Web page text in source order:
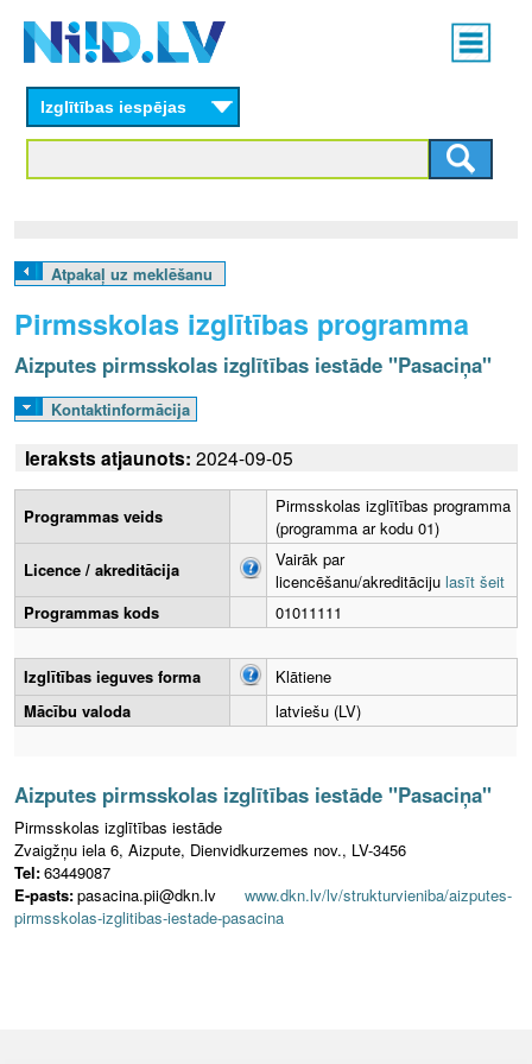
content
Main
menu
L
V
Izglītības iespējas
Atpakaļ uz meklēšanu
Pirmsskolas izglītības programma
Aizputes pirmsskolas izglītības iestāde "Pasaciņa"
Kontaktinformācija
Ieraksts atjaunots: 2024-09-05
Programmas veids
Pirmsskolas izglītības programma
(programma ar kodu 01)
Licence / akreditācija
Vairāk par
licencēšanu/akreditāciju lasīt šeit
Programmas kods
01011111
Izglītības ieguves forma
Klātiene
Mācību valoda
latviešu (LV)
Aizputes pirmsskolas izglītības iestāde "Pasaciņa"
Pirmsskolas izglītības iestāde
Zvaigžņu iela 6, Aizpute, Dienvidkurzemes nov., LV-3456
Tel:63449087
E-pasts:pasacina.pii@dkn.lv www.dkn.lv/lv/strukturvieniba/aizputes-
pirmsskolas-izglitibas-iestade-pasacina